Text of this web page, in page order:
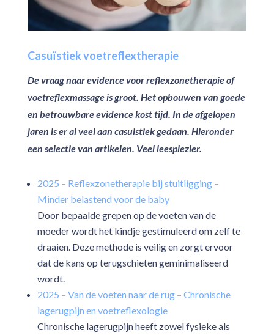
Casuïstiek voetreflextherapie
De vraag naarevidencevoor reflexzonetherapie of
voetreflexmassage is groot. Het opbouwen van goede
en betrouwbare evidence kost tijd. In de afgelopen
jaren is er al veel aan casuistiek gedaan. Hieronder
een selectie van artikelen. Veel leesplezier.
2025 – Reflexzonetherapie bij stuitligging –
Minder belastend voor de baby
Door bepaalde grepen op de voeten van de
moeder wordt het kindje gestimuleerd om zelf te
draaien. Deze methode is veilig en zorgt ervoor
dat de kans op terugschieten geminimaliseerd
wordt.
2025 – Van de voeten naar de rug – Chronische
lagerugpijn en voetreflexologie
Chronische lagerugpijn heeft zowel fysieke als